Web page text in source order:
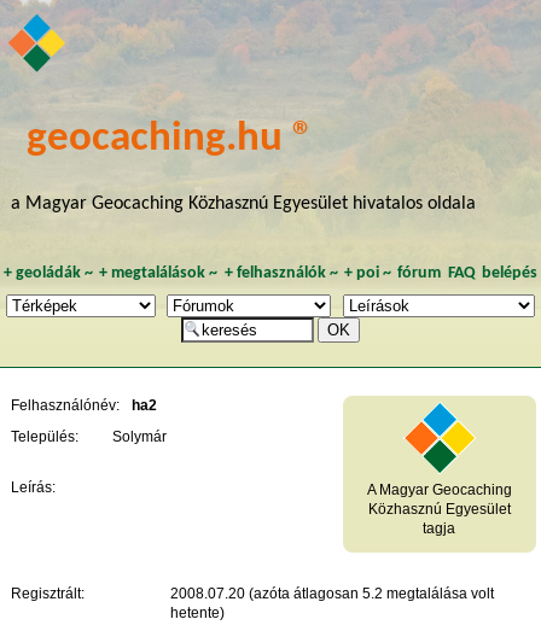
geocaching.hu ®
a Magyar Geocaching Közhasznú Egyesület hivatalos oldala
+ geoládák~ +megtalálások ~ + felhasználók~ + poi~ fórum FAQ belépés
A Magyar Geocaching
Közhasznú Egyesület
tagja
Felhasználónév:
ha2
Település:
Solymár
Leírás:
Regisztrált:
2008.07.20 (azóta átlagosan 5.2 megtalálása volt
hetente)